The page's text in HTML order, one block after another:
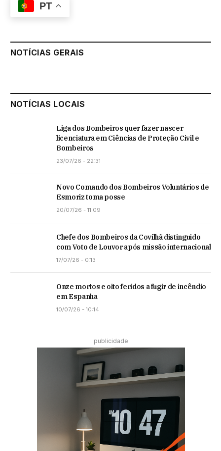
PT
NOTÍCIAS GERAIS
NOTÍCIAS LOCAIS
Liga dos Bombeiros quer fazer nascer
licenciatura em Ciências de Proteção Civil e
Bombeiros
23/07/26 - 22:31
Novo Comando dos Bombeiros Voluntários de
Esmoriz toma posse
20/07/26 - 11:09
Chefe dos Bombeiros da Covilhã distinguido
com Voto de Louvor após missão internacional
17/07/26 - 0:13
Onze mortos e oito feridos a fugir de incêndio
em Espanha
10/07/26 - 10:14
publicidade